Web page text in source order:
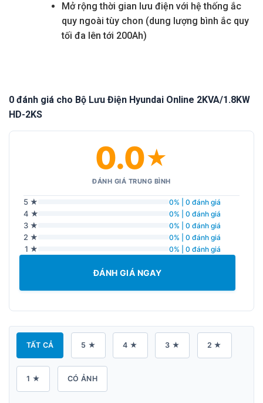
Mở rộng thời gian lưu điện với hệ thống ắc
quy ngoài tùy chon (dung lượng bình ắc quy
tối đa lên tới 200Ah)
0 đánh giá cho Bộ Lưu Điện Hyundai Online 2KVA/1.8KW
HD-2KS
0.0★
ĐÁNH GIÁ TRUNG BÌNH
5 ★ 0% | 0 đánh giá
4 ★ 0% | 0 đánh giá
3 ★ 0% | 0 đánh giá
2 ★ 0% | 0 đánh giá
1 ★ 0% | 0 đánh giá
ĐÁNH GIÁ NGAY
TẤT CẢ 5 ★ 4 ★ 3 ★ 2 ★
1 ★ CÓ ẢNH